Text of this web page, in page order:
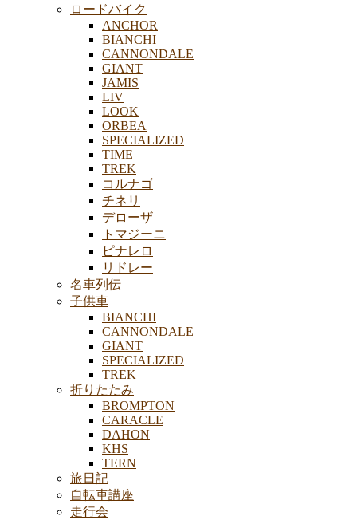
ロードバイク
ANCHOR
BIANCHI
CANNONDALE
GIANT
JAMIS
LIV
LOOK
ORBEA
SPECIALIZED
TIME
TREK
コルナゴ
チネリ
デローザ
トマジーニ
ピナレロ
リドレー
名車列伝
子供車
BIANCHI
CANNONDALE
GIANT
SPECIALIZED
TREK
折りたたみ
BROMPTON
CARACLE
DAHON
KHS
TERN
旅日記
自転車講座
走行会